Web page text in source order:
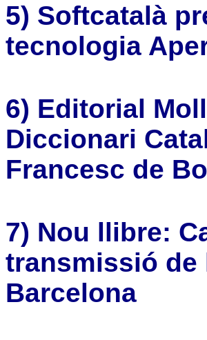
5) Softcatalà
tecnologia
6) Editorial
Diccionari
Francesc de
7) Nou llibre:
transmissió de
Barcelona